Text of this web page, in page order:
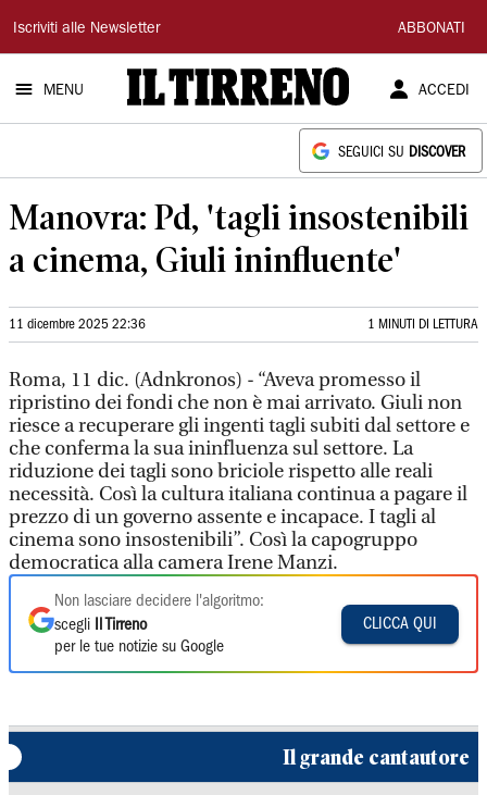
Il
Tirreno
Iscriviti alle Newsletter ABBONATI
MENU ACCEDI
SEGUICI SU DISCOVER
Manovra: Pd, 'tagli insostenibili
a cinema, Giuli ininfluente'
11 dicembre 2025 22:36 1 MINUTI DI LETTURA
Roma, 11 dic. (Adnkronos) - “Aveva promesso il
ripristino dei fondi che non è mai arrivato. Giuli non
riesce a recuperare gli ingenti tagli subiti dal settore e
che conferma la sua ininfluenza sul settore. La
riduzione dei tagli sono briciole rispetto alle reali
necessità. Così la cultura italiana continua a pagare il
prezzo di un governo assente e incapace. I tagli al
cinema sono insostenibili”. Così la capogruppo
democratica alla camera Irene Manzi.
Non lasciare decidere l'algoritmo:
scegli
Il Tirreno
per le tue notizie su Google
CLICCA QUI
Il grande cantautore